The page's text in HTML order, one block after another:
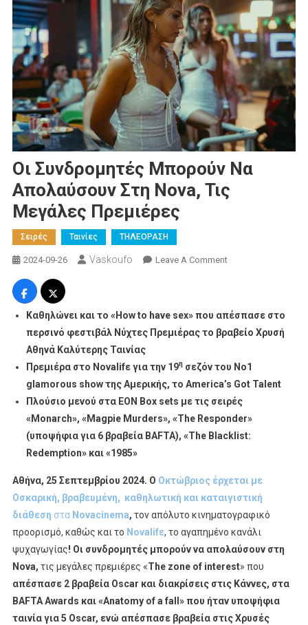
Οι Συνδρομητές Μπορούν Να
Απολαύσουν Στη Nova, Τις
Μεγάλες Πρεμιέρες
Σειρές Ταινίες ΤΗΛΕΟΡΑΣΗ
2024-09-26 Vaskoufo Leave A CommentOn
Να
Απολαύσουν
Nova,
Τις
Μεγάλες
Πρεμιέρες
Kαθηλώνει και το «Howto have sex»που απέσπασε στο
περσινό φεστιβάλ Νύχτες Πρεμιέρας το βραβείο Χρυσή
Αθηνά Καλύτερης Ταινίας
Πρεμιέρα στο Novalifε για την 19ησεζόν του Νο1
glamorous show της Αμερικής, το America’s Got Talent
Πλούσιο μενού στα EON Box sets με τις σειρές
«Monarch», «Magpie Murders», «Τhe Responder»
(υποψήφια για 6 βραβεία BAFTA), «The Blacklist:
Redemption» και «1985»
Αθήνα, 25 Σεπτεμβρίου 2024. Ο Οκτώβριος έρχεται με
Οσκαρική, βραβευμένη, καθηλωτική και καταιγιστική
διάθεση στα Novacinema, τον απόλυτο κινηματογραφικό
προορισμό, καθώς και το Novalifε, το αγαπημένο κανάλι
ψυχαγωγίας! Οι συνδρομητές μπορούν να απολαύσουν στη
Nova, τις μεγάλες πρεμιέρες «The zone of interest» που
απέσπασε 2 βραβεία Oscar και διακρίσεις στις Κάννες, στα
BAFTAAwards και «Anatomy of a fall» που ήταν υποψήφια
ταινία για 5 Oscar, ενώ απέσπασε βραβεία στις Χρυσές